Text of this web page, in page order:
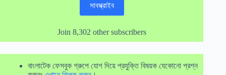
সাবস্ক্রাইব
Join 8,302 other subscribers
বাংলাটেক ফেসবুক গ্রুপে যোগ দিয়ে প্রযুক্তি বিষয়ক যেকোনো প্রশ্ন